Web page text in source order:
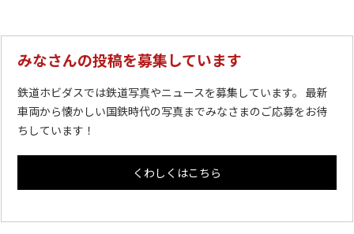
みなさんの投稿を募集しています
鉄道ホビダスでは鉄道写真やニュースを募集しています。 最新
車両から懐かしい国鉄時代の写真までみなさまのご応募をお待
ちしています！
くわしくはこちら